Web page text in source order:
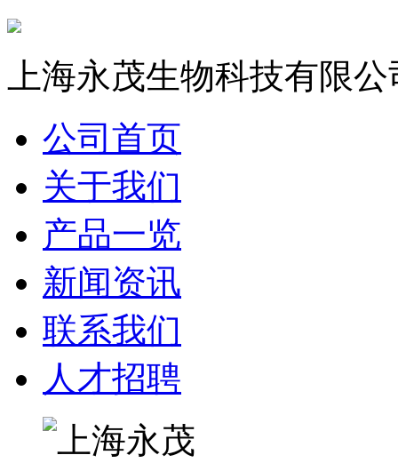
上海永茂生物科技有限
公司首页
关于我们
产品一览
新闻资讯
联系我们
人才招聘